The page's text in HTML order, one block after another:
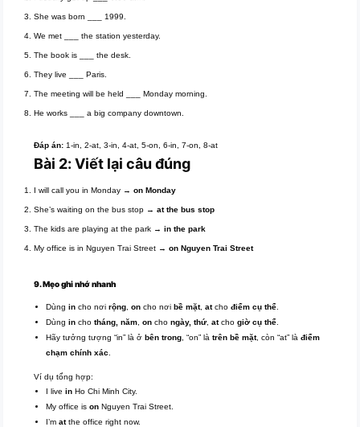
She was born ___ 1999.
We met ___ the station yesterday.
The book is ___ the desk.
They live ___ Paris.
The meeting will be held ___ Monday morning.
He works ___ a big company downtown.
Đáp án: 1-in, 2-at, 3-in, 4-at, 5-on, 6-in, 7-on, 8-at
Bài 2: Viết lại câu đúng
I will call you in Monday →on Monday
She’s waiting on the bus stop →at the bus stop
The kids are playing at the park →in the park
My office is in Nguyen Trai Street →on Nguyen Trai Street
9. Mẹo ghi nhớ nhanh
Dùngin cho nơirộng ,on cho nơibề mặt,atchođiểm cụ thể
Dùngin chotháng, năm ,on chongày, thứ,atchogiờ cụ thể
Hãy tưởng tượng “in” là ởbên trong , “on” làtrên bề mặt, còn “at” làđiểm
chạm chính xác
Ví dụ tổng hợp:
I livein Ho Chi Minh City.
My office ison Nguyen Trai Street.
I’matthe office right now.